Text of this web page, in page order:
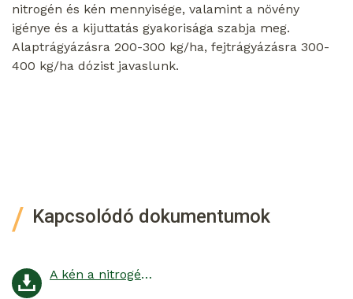
nitrogén és kén mennyisége, valamint a növény
igénye és a kijuttatás gyakorisága szabja meg.
Alaptrágyázásra 200-300 kg/ha, fejtrágyázásra 300-
400 kg/ha dózist javaslunk.
Kapcsolódó dokumentumok
A kén a nitrogénhasznosulás motorja